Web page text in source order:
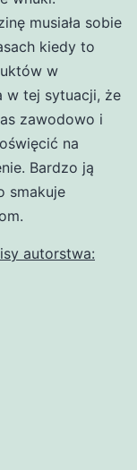
musiała sobie
kiedy to
w
w tej sytuacji, że
zawodowo i
na
Bardzo ją
smakuje
autorstwa: